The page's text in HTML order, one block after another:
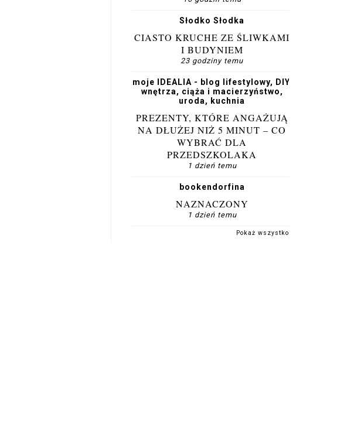
Słodko Słodka
CIASTO KRUCHE ZE ŚLIWKAMI
I BUDYNIEM
23 godziny temu
moje IDEALIA - blog lifestylowy, DIY,
wnętrza, ciąża i macierzyństwo,
uroda, kuchnia
PREZENTY, KTÓRE ANGAŻUJĄ
NA DŁUŻEJ NIŻ 5 MINUT – CO
WYBRAĆ DLA
PRZEDSZKOLAKA
1 dzień temu
bookendorfina
NAZNACZONY
1 dzień temu
Pokaż wszystko